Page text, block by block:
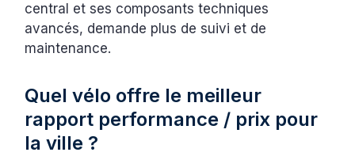
central et ses composants techniques
avancés, demande plus de suivi et de
maintenance.
Quel vélo offre le meilleur
rapport performance / prix pour
la ville ?